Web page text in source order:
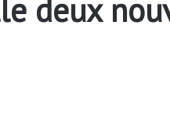
deux